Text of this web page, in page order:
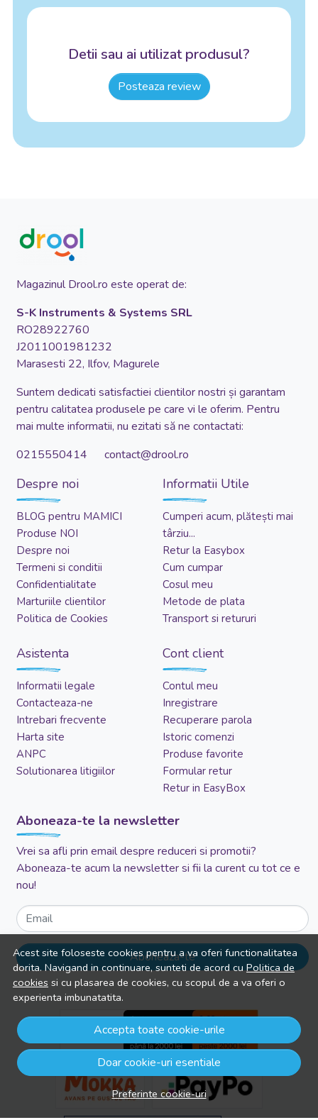
Detii sau ai utilizat produsul?
Posteaza review
Acest site foloseste cookies pentru a va oferi functionalitatea
dorita. Navigand in continuare, sunteti de acord cuPolitica de
cookies si cu plasarea de cookies, cu scopul de a va oferi o
experienta imbunatatita.
Accepta toate cookie-urile
Doar cookie-uri esentiale
Preferinte cookie-uri
Magazinul Drool.ro este operat de:
S-K Instruments & Systems SRL
RO28922760
J2011001981232
Marasesti 22, Ilfov, Magurele
Suntem dedicati satisfactiei clientilor nostri și garantam
pentru calitatea produsele pe care vi le oferim. Pentru
mai multe informatii, nu ezitati să ne contactati:
0215550414 contact@drool.ro
Despre noi
BLOG pentru MAMICI
Produse NOI
Despre noi
Termeni si conditii
Confidentialitate
Marturiile clientilor
Politica de Cookies
Informatii Utile
Cumperi acum, plătești mai
târziu...
Retur la Easybox
Cum cumpar
Cosul meu
Metode de plata
Transport si retururi
Asistenta
Informatii legale
Contacteaza-ne
Intrebari frecvente
Harta site
ANPC
Solutionarea litigiilor
Cont client
Contul meu
Inregistrare
Recuperare parola
Istoric comenzi
Produse favorite
Formular retur
Retur in EasyBox
Aboneaza-te la newsletter
Vrei sa afli prin email despre reduceri si promotii?
Aboneaza-te acum la newsletter si fii la curent cu tot ce e
nou!
Email
Aboneaza-te